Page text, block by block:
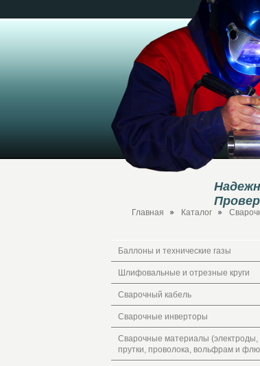
Главная Каталог
Баллоны и технические газы
Шлифовальные и отрезные круги
Сварочный кабель
Сварочные инверторы
Сварочные материалы (электроды,
прутки, проволока, вольфрам и